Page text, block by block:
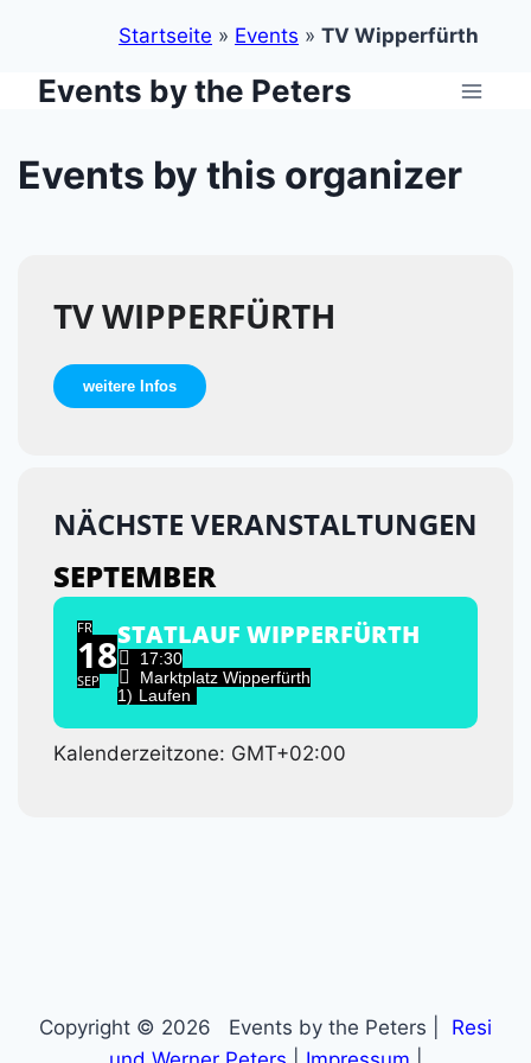
Startseite » Events » TV Wipperfürth
ZumEvents by the Peters
Events by this organizer
TV WIPPERFÜRTH
weitere Infos
NÄCHSTE VERANSTALTUNGEN
SEPTEMBER
FR
18
SEP
STATLAUF WIPPERFÜRTH
17:30
Marktplatz Wipperfürth
1) Laufen
Kalenderzeitzone: GMT+02:00
Copyright © 2026 Events by the Peters |
Resi